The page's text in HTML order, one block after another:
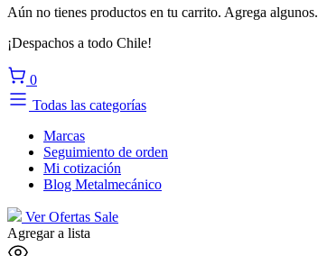
Aún no tienes productos en tu carrito. Agrega algunos.
¡Despachos a todo Chile!
0
Todas las categorías
Marcas
Seguimiento de orden
Mi cotización
Blog Metalmecánico
Ver Ofertas Sale
Agregar a lista